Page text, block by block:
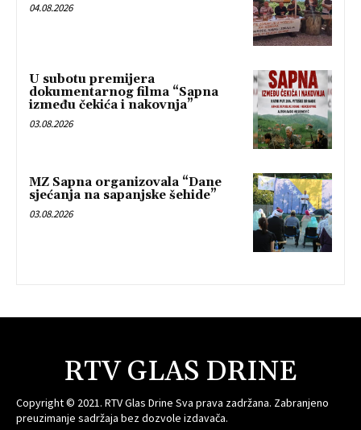
04.08.2026
U subotu premijera
dokumentarnog filma “Sapna
između čekića i nakovnja”
03.08.2026
MZ Sapna organizovala “Dane
sjećanja na sapanjske šehide”
03.08.2026
RTV GLAS DRINE
Copyright © 2021. RTV Glas Drine Sva prava zadržana. Zabranjeno
preuzimanje sadržaja bez dozvole izdavača.